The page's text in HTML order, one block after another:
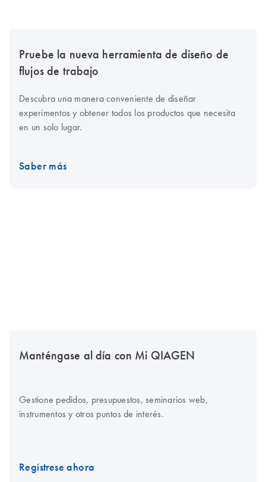
Pruebe la nueva herramienta de diseño de
flujos de trabajo
Descubra una manera conveniente de diseñar
experimentos y obtener todos los productos que necesita
en un solo lugar.
Saber más
Manténgase al día con Mi QIAGEN
Gestione pedidos, presupuestos, seminarios web,
instrumentos y otros puntos de interés.
Regístrese ahora